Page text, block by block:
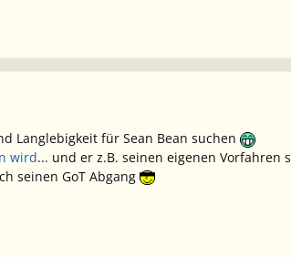
Langlebigkeit für Sean Bean suchen
wird... und er z.B. seinen eigenen Vorfahren
seinen GoT Abgang